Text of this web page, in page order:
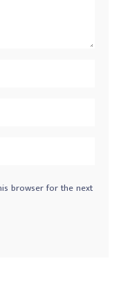
browser for the next